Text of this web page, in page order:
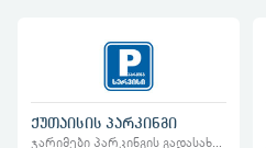
ქუთაისის პარკინგი